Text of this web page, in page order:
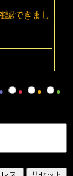
認できまし
● ● ●
●